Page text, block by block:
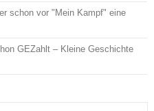
schon vor "Mein Kampf" eine
GEZahlt – Kleine Geschichte